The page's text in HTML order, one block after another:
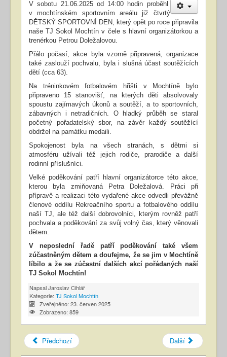
V sobotu 21.06.2025 od 14:00 hodin proběhl
v mochtínském sportovním areálu již čtvrtý
DĚTSKÝ SPORTOVNÍ DEN, který opět po roce připravila
naše TJ Sokol Mochtín v čele s hlavní organizátorkou a
trenérkou Petrou Doležalovou.
Přálo počasí, akce byla vzorně připravená, organizace
také zaslouží pochvalu, byla i slušná účast soutěžících
dětí (cca 63).
Na tréninkovém fotbalovém hřišti v Mochtíně bylo
připraveno 15 stanovišť, na kterých děti absolvovaly
spoustu zajímavých úkonů a soutěží, a to sportovních,
zábavných i netradičních. O hladký průběh se staral
početný pořadatelský sbor, na závěr každý soutěžící
obdržel na památku medaili.
Spokojenost byla na všech stranách, s dětmi si
atmosféru užívali též jejich rodiče, prarodiče a další
rodinní příslušníci.
Velké poděkování patří hlavní organizátorce této akce,
kterou byla zmiňovaná Petra Doležalová. Práci při
přípravě a realizaci této vydařené akce odvedli převážně
členové oddílu Rekreačního sportu a fotbalového oddílu
naší TJ, ale též další dobrovolníci, kterým rovněž patří
pochvala a poděkování za svůj volný čas, který věnovali
dětem.
V neposlední řadě patří poděkování také všem
zúčastněným dětem a doufejme, že se jim v Mochtíně
líbilo a že se zúčastní dalších akcí pořádaných naší
TJ Sokol Mochtín!
NapsalJaroslav Cihlář
Kategorie: TJ Sokol Mochtín
Zveřejněno: 23. červen 2025
Zobrazeno: 859
Předchozí Další